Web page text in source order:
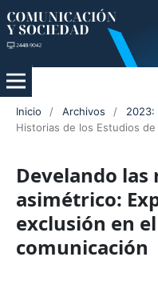
Inicio / Archivos / 2023:
Historias de los Estudios
Develando las
asimétrico:
exclusión en
comunicación